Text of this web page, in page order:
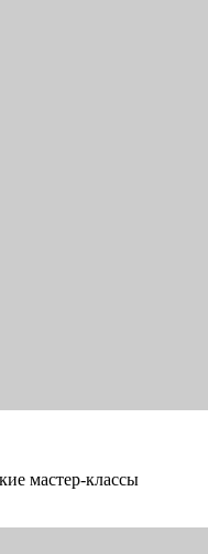
мастер-классы